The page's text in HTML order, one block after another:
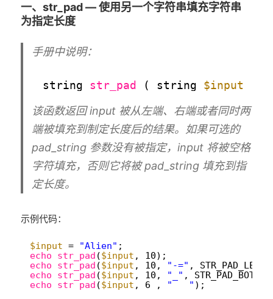
一、str_pad — 使用另一个字符串填充字符串
为指定长度
手册中说明：
1
string str_pad ( string $input
该函数返回 input 被从左端、右端或者同时两
端被填充到制定长度后的结果。如果可选的
pad_string 参数没有被指定，input 将被空格
字符填充，否则它将被 pad_string 填充到指
定长度。
示例代码：
1
2
3
4
5
$input = "Alien" ;
echo
str_pad ($input ,
echo
str_pad ($input , 10, "-=" ,
echo
str_pad ($input , 10, "_" ,
echo
str_pad ($input , 6 , "___"